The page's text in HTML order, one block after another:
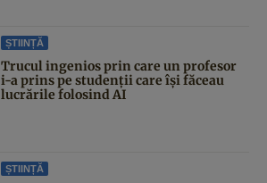
ȘTIINȚĂ
Trucul ingenios prin care un profesor
i-a prins pe studenții care își făceau
lucrările folosind AI
ȘTIINȚĂ